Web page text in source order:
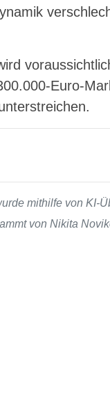
Euro-
mithilfe von KI-
von Nikita